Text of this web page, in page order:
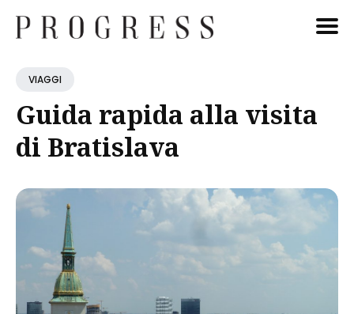
Cerca
VIAGGI
Guida rapida alla visita
di Bratislava